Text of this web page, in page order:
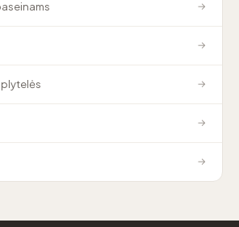
→
→
→
→
→